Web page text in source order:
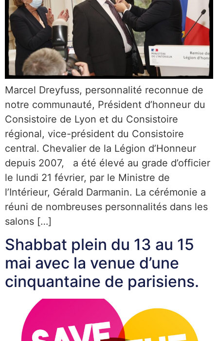
Marcel Dreyfuss, personnalité reconnue de
notre communauté, Président d’honneur du
Consistoire de Lyon et du Consistoire
régional, vice-président du Consistoire
central. Chevalier de la Légion d’Honneur
depuis 2007, a été élevé au grade d’officier
le lundi 21 février, par le Ministre de
l’Intérieur, Gérald Darmanin. La cérémonie a
réuni de nombreuses personnalités dans les
salons […]
Shabbat plein du 13 au 15
mai avec la venue d’une
cinquantaine de parisiens.